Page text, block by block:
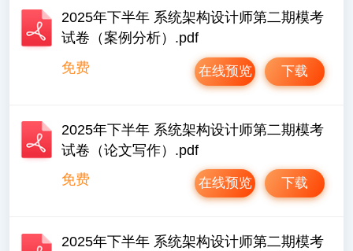
2025年下半年 系统架构设计师第二期模考
试卷（案例分析）.pdf
免费
下载
在线预览
2025年下半年 系统架构设计师第二期模考
试卷（论文写作）.pdf
免费
下载
在线预览
2025年下半年 系统架构设计师第二期模考